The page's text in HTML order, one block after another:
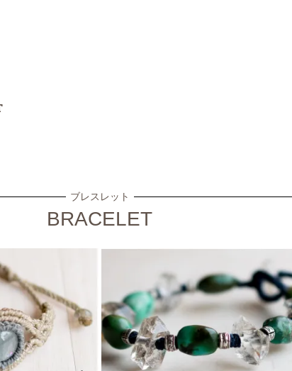
ブレスレット
BRACELET